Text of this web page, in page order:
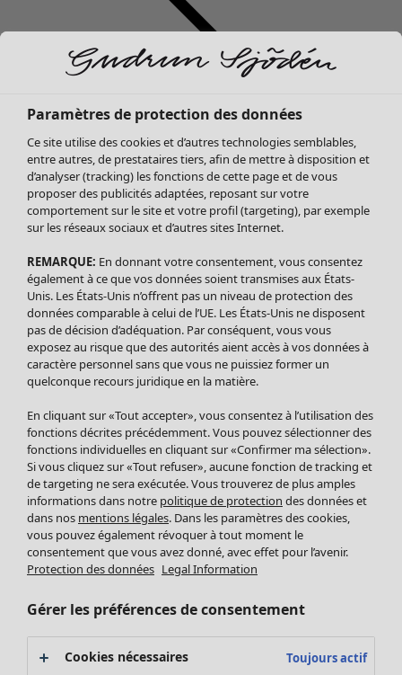
Soldes Vêtements
Tous les vêtements
Robes
Tuniques
Blouses
Tops
Gilets
Pantalon
Jupes
Leggings et collants
Accessoires
Chaussures
Vêtements de bain
Basics
Soldes Mobilier
Bonnes affaires déco
Décoration
Textiles
Tapis
Éponge
Paramètres de protection des données
Ce site utilise des cookies et d’autres technologies semblables,
entre autres, de prestataires tiers, afin de mettre à disposition et
d’analyser (tracking) les fonctions de cette page et de vous
proposer des publicités adaptées, reposant sur votre
comportement sur le site et votre profil (targeting), par exemple
sur les réseaux sociaux et d’autres sites Internet.
REMARQUE: En donnant votre consentement, vous consentez
également à ce que vos données soient transmises aux États-
Unis. Les États-Unis n’offrent pas un niveau de protection des
données comparable à celui de l’UE. Les États-Unis ne disposent
pas de décision d’adéquation. Par conséquent, vous vous
exposez au risque que des autorités aient accès à vos données à
caractère personnel sans que vous ne puissiez former un
quelconque recours juridique en la matière.
En cliquant sur «Tout accepter», vous consentez à l’utilisation des
fonctions décrites précédemment. Vous pouvez sélectionner des
fonctions individuelles en cliquant sur «Confirmer ma sélection».
Si vous cliquez sur «Tout refuser», aucune fonction de tracking et
de targeting ne sera exécutée. Vous trouverez de plus amples
informations dans notre politique de protection des données et
dans nos mentions légales. Dans les paramètres des cookies,
vous pouvez également révoquer à tout moment le
consentement que vous avez donné, avec effet pour l’avenir.
Protection des données Legal Information
Gérer les préférences de consentement
Cookies nécessaires Toujours actif